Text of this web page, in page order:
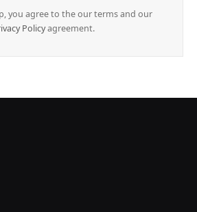
you agree to the our terms and our
Policyagreement.